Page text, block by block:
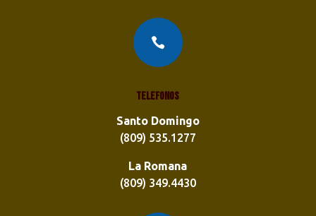

Telefonos
Santo Domingo
(809) 535.1277
La Romana
(809) 349.4430